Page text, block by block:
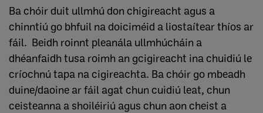
Ba chóir duit ullmhú don chigireacht agus a
chinntiú go bhfuil na doiciméid a liostaítear thíos ar
fáil. Beidh roinnt pleanála ullmhúcháin a
dhéanfaidh tusa roimh an gcigireacht ina chuidiú le
críochnú tapa na cigireachta. Ba chóir go mbeadh
duine/daoine ar fáil agat chun cuidiú leat, chun
ceisteanna a shoiléiriú agus chun aon cheist a